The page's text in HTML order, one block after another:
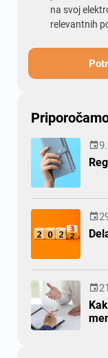
na svoj
relevantnih


